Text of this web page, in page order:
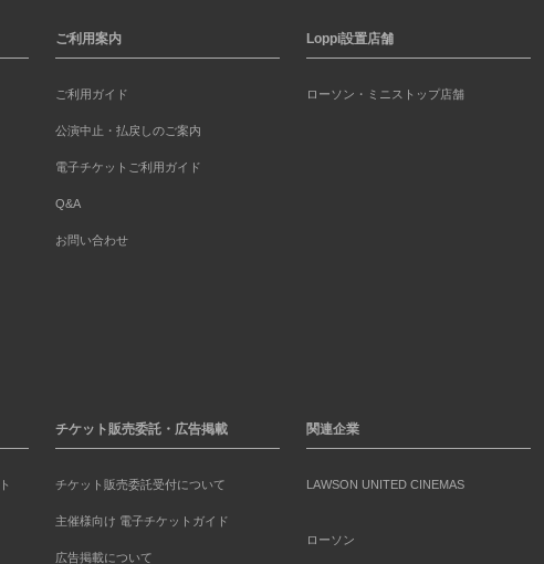
ご利用案内
ご利用ガイド
公演中止・払戻しのご案内
電子チケットご利用ガイド
Q&A
お問い合わせ
Loppi設置店舗
ローソン・ミニストップ店舗
チケット販売委託・広告掲載
チケット販売委託受付について
主催様向け 電子チケットガイド
広告掲載について
関連企業
LAWSON UNITED CINEMAS
ローソン